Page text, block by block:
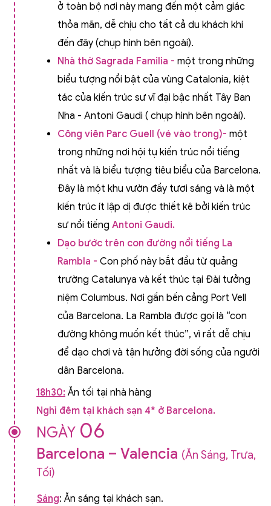
ở toàn bộ nơi này mang đến một cảm giác
thỏa mãn, dễ chịu cho tất cả du khách khi
đến đây (chụp hình bên ngoài).
Nhà thờ Sagrada Familia - một trong những
biểu tượng nổi bật của vùng Catalonia, kiệt
tác của kiến trúc sư vĩ đại bậc nhất Tây Ban
Nha - Antoni Gaudi ( chụp hình bên ngoài).
Công viên Parc Guell (vé vào trong)- một
trong những nơi hội tụ kiến trúc nổi tiếng
nhất và là biểu tượng tiêu biểu của Barcelona.
Đây là một khu vườn đầy tươi sáng và là một
kiến trúc ít lập dị được thiết kê bởi kiến trúc
sư nổi tiếng Antoni Gaudi.
Dạo bước trên con đường nổi tiếng La
Rambla - Con phố này bắt đầu từ quảng
trường Catalunya và kết thúc tại Đài tưởng
niệm Columbus. Nơi gần bến cảng Port Vell
của Barcelona. La Rambla được gọi là “con
đường không muốn kết thúc”, vì rất dễ chịu
để dạo chơi và tận hưởng đời sống của người
dân Barcelona.
18h30: Ăn tối tại nhà hàng
Nghỉ đêm tại khách sạn 4* ở Barcelona.
NGÀY 06
Barcelona – Valencia (Ăn Sáng, Trưa,
Tối)
Sáng: Ăn sáng tại khách sạn.